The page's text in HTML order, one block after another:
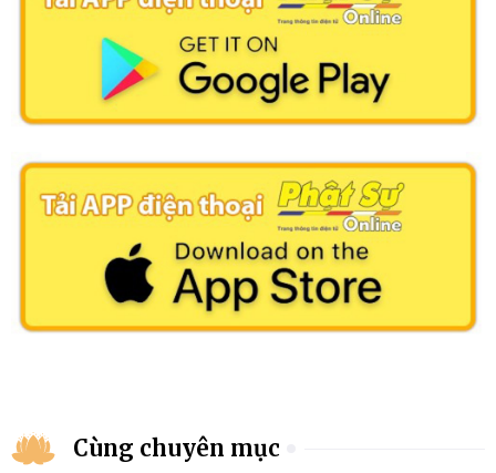
Cùng chuyên mục